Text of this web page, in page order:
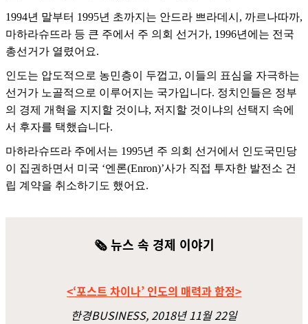
1994년 말부터 1995년 초까지는 안드라 쁘라데시, 까르나따까,
마하라슈뜨라 등 큰 주에서 주 의회 선거가, 1996년에는 전국
총선거가 열렸어요.
인도는 압도적으로 농민층이 두껍고, 이들의 표심을 자극하는
선거가 노골적으로 이루어지는 국가입니다. 정치인들은 정부
의 경제 개혁을 지지할 것이냐, 저지할 것이냐의 선택지 속에
서 후자를 택했습니다.
마하라슈뜨라 주에서는 1995년 주 의회 선거에서 인도국민당
이 집권하면서 미국 ‘엔론(Enron)’사가 직접 투자한 발전소 건
립 계약을 취소하기도 했어요.
🗞️ 뉴스 속 경제 이야기
<‘포스트 차이나’ 인도의 매력과 함정>
한경BUSINESS, 2018년 11월 22일